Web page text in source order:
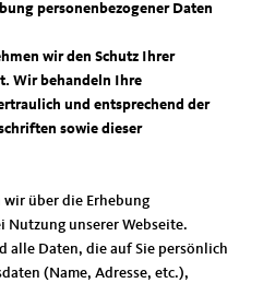
personenbezogener Daten
wir den Schutz Ihrer
Wir behandeln Ihre
und entsprechend der
sowie dieser
über die Erhebung
Nutzung unserer Webseite.
alle Daten, die auf Sie persönlich
(Name, Adresse, etc.),